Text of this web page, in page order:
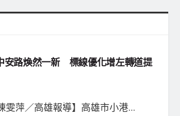
安路煥然一新 標線優化增左轉道提
雯萍／高雄報導】高雄市小港...